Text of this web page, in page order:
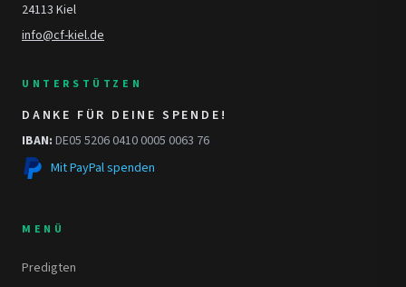
24113 Kiel
info@cf-kiel.de
UNTERSTÜTZEN
DANKE FÜR DEINE SPENDE!
IBAN: DE05 5206 0410 0005 0063 76
Mit PayPal spenden
MENÜ
Predigten